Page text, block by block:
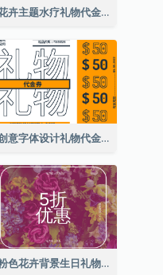
花卉主题水疗礼物代金券
创意字体设计礼物代金券
粉色花卉背景生日礼物卡